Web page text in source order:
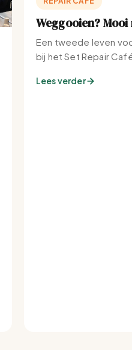
Weggooien?
Een tweede leven
bij het Set Repair
Lees verder